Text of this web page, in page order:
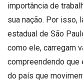
importância de
sua nação. Por isso,
estadual de São
como ele, carregam
compreendendo que
do país que